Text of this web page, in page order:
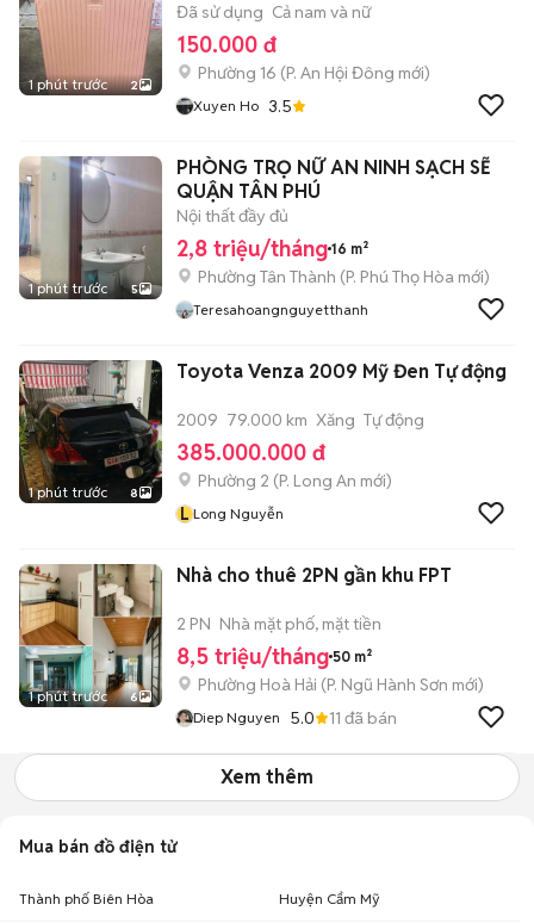
1 phút trước 2
Đã sử dụng Cả nam và nữ
150.000 đ
Phường 16 (P. An Hội Đông mới)
Xuyen Ho 3.5
1 phút trước 5
PHÒNG TRỌ NỮ AN NINH SẠCH SẼ
QUẬN TÂN PHÚ
Nội thất đầy đủ
2,8 triệu/tháng 16 m²
Phường Tân Thành (P. Phú Thọ Hòa mới)
Teresahoangnguyetthanh
1 phút trước 8
Toyota Venza 2009 Mỹ Đen Tự động
2009 79.000 km Xăng Tự động
385.000.000 đ
Phường 2 (P. Long An mới)
L Long Nguyễn
1 phút trước 6
Nhà cho thuê 2PN gần khu FPT
2 PN Nhà mặt phố, mặt tiền
8,5 triệu/tháng 50 m²
Phường Hoà Hải (P. Ngũ Hành Sơn mới)
Diep Nguyen 5.0 11 đã bán
Xem thêm
Mua bán đồ điện tử
Thành phố Biên Hòa Huyện Cẩm Mỹ